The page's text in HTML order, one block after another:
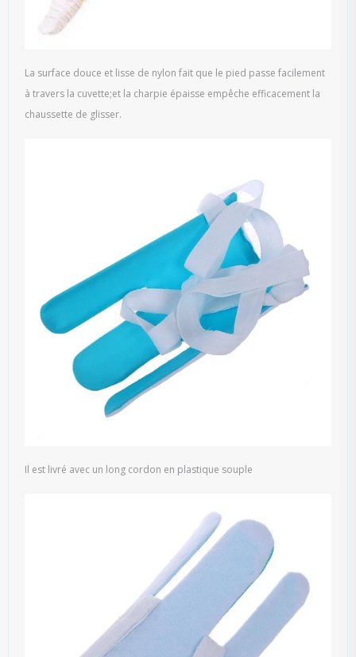
La surface douce et lisse de nylon fait que le pied passe facilement
à travers la cuvette;et la charpie épaisse empêche efficacement la
chaussette de glisser.
Il est livré avec un long cordon en plastique souple